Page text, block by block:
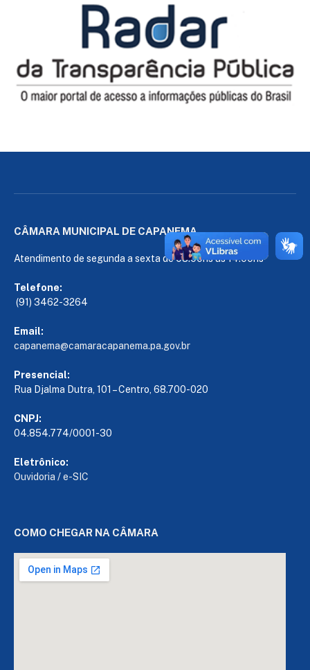
CÂMARA MUNICIPAL DE CAPANEMA
Atendimento de segunda a sexta de 08:00hs às 14:00hs
Telefone:
(91) 3462-3264
Email:
capanema@camaracapanema.pa.gov.br
Presencial:
Rua Djalma Dutra, 101 – Centro, 68.700-020
CNPJ:
04.854.774/0001-30
Eletrônico:
Ouvidoria /e-SIC
COMO CHEGAR NA CÂMARA